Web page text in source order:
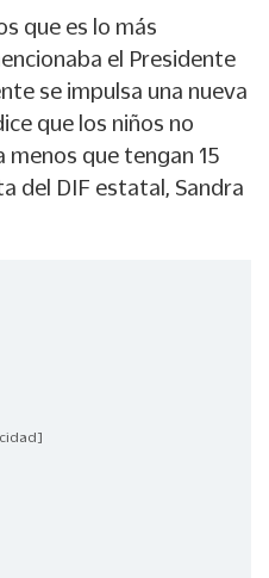
que es lo más
el Presidente
se impulsa una nueva
que los niños no
que tengan 15
del DIF estatal, Sandra